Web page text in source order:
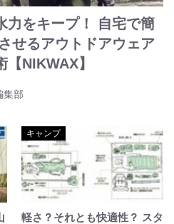
力をキープ！ 自宅で簡
せるアウトドアウェア
NIKWAX】
集部
キャンプ
軽さ？それとも快適性？ スタ